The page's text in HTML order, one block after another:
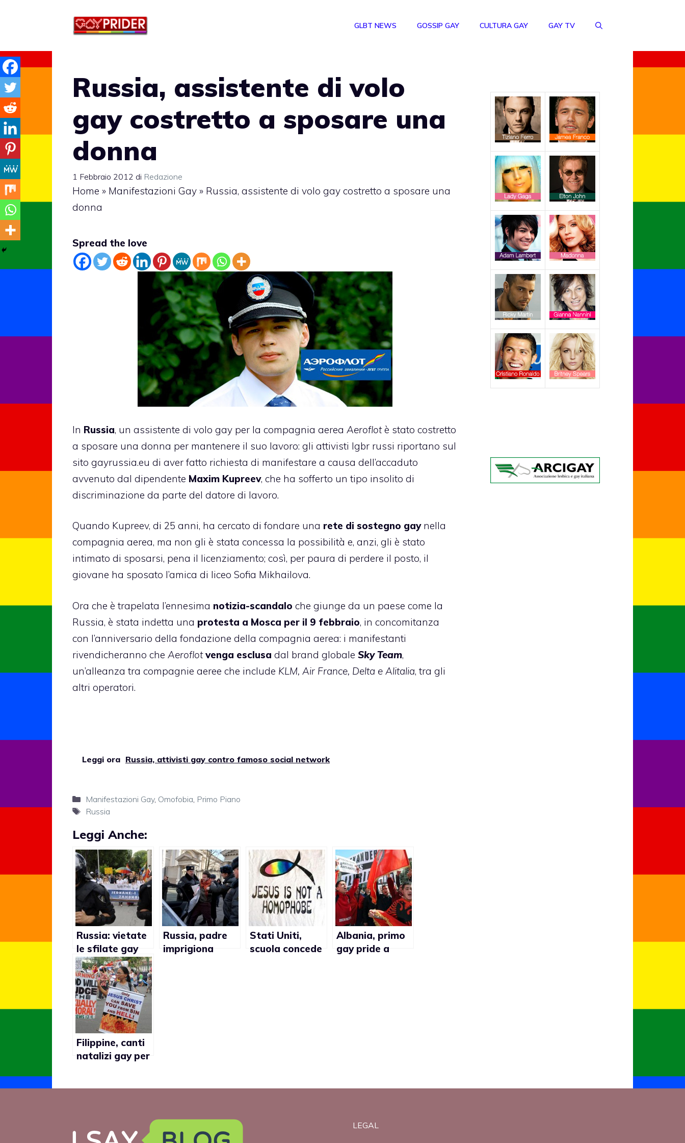
GLBT NEWS GOSSIP GAY CULTURA GAY GAY TV
Russia, assistente di volo
gay costretto a sposare una
donna
1 Febbraio 2012 di Redazione
Home » Manifestazioni Gay » Russia, assistente di volo gay costretto a sposare una
donna
Spread the love
In Russia, un assistente di volo gay per la compagnia aerea Aeroflotè stato costretto
a sposare una donna per mantenere il suo lavoro: gli attivisti lgbr russi riportano sul
sito gayrussia.eu di aver fatto richiesta di manifestare a causa dell’accaduto
avvenuto dal dipendente Maxim Kupreev, che ha sofferto un tipo insolito di
discriminazione da parte del datore di lavoro.
Quando Kupreev, di 25 anni, ha cercato di fondare una rete di sostegno gaynella
compagnia aerea, ma non gli è stata concessa la possibilità e, anzi, gli è stato
intimato di sposarsi, pena il licenziamento; così, per paura di perdere il posto, il
giovane ha sposato l’amica di liceo Sofia Mikhailova.
Ora che è trapelata l’ennesima notizia-scandalo che giunge da un paese come la
Russia, è stata indetta una protesta a Mosca per il 9 febbraio, in concomitanza
con l’anniversario della fondazione della compagnia aerea: i manifestanti
rivendicheranno che Aeroflot venga esclusa dal brand globale Sky Team,
un’alleanza tra compagnie aeree che include KLM, Air France, Delta e Alitalia, tra gli
altri operatori.
Leggi ora Russia, attivisti gay contro famoso social network
Categorie
Manifestazioni Gay, Omofobia Primo Piano
Tag
Russia
Leggi Anche:
Russia: vietate
le sfilate gay
pride per 100
anni
Russia, padre
imprigiona
Stati Uniti,
scuola concede
Albania, primo
gay pride a
Filippine, canti
natalizi gay per
LEGAL